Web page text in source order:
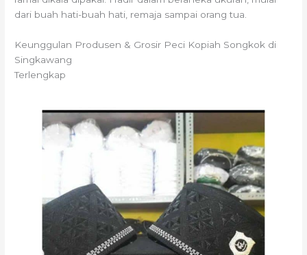
dari buah hati-buah hati, remaja sampai orang tua.
Keunggulan Produsen & Grosir Peci Kopiah Songkok di
Singkawang
Terlengkap